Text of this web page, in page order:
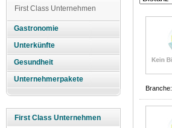
First Class Unternehmen
Gastronomie
Unterkünfte
Gesundheit
Unternehmerpakete
First Class Unternehmen
Branche: